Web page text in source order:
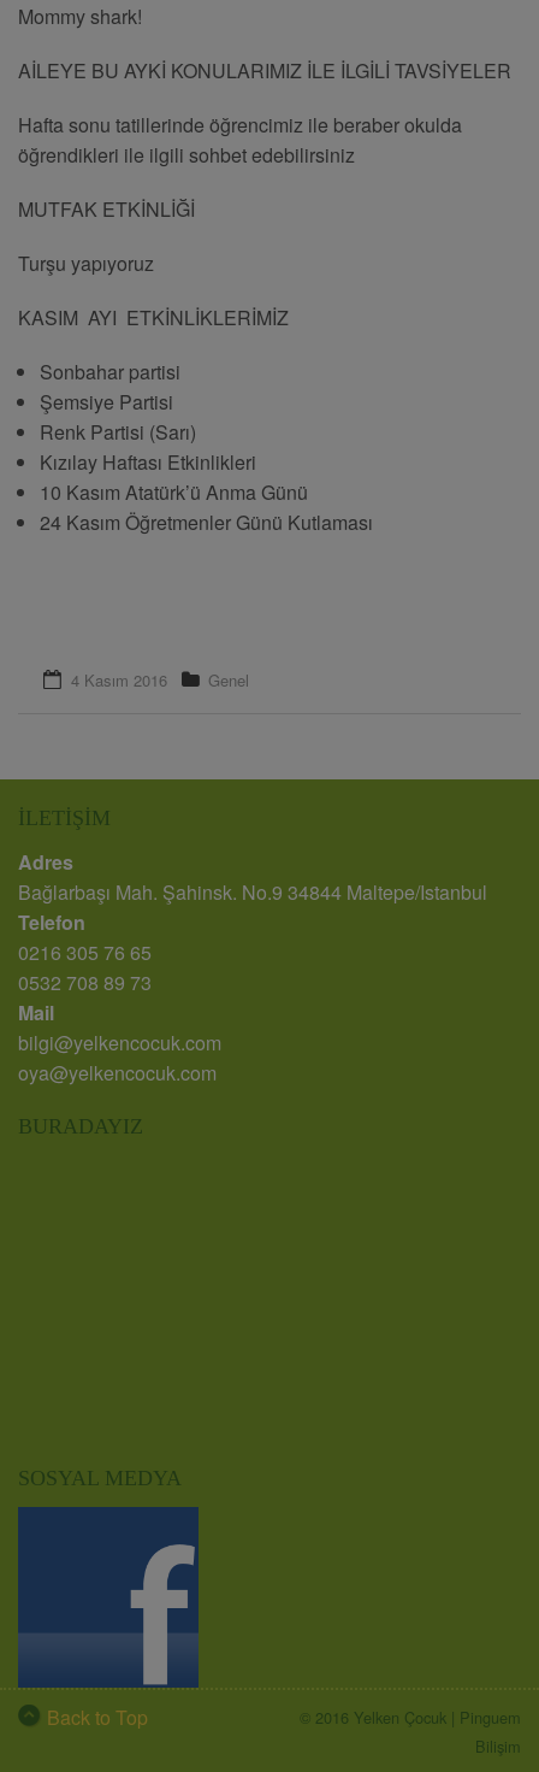
Mommy shark!
AİLEYE BU AYKİ KONULARIMIZ İLE İLGİLİ TAVSİYELER
Hafta sonu tatillerinde öğrencimiz ile beraber okulda
öğrendikleri ile ilgili sohbet edebilirsiniz
MUTFAK ETKİNLİĞİ
Turşu yapıyoruz
KASIM AYI ETKİNLİKLERİMİZ
Sonbahar partisi
Şemsiye Partisi
Renk Partisi (Sarı)
Kızılay Haftası Etkinlikleri
10 Kasım Atatürk’ü Anma Günü
24 Kasım Öğretmenler Günü Kutlaması
4 Kasım 2016 Genel
İLETIŞIM
Adres
Bağlarbaşı Mah. Şahinsk. No.9 34844 Maltepe/Istanbul
Telefon
0216 305 76 65
0532 708 89 73
Mail
bilgi@yelkencocuk.com
oya@yelkencocuk.com
BURADAYIZ
SOSYAL MEDYA
Back to Top © 2016 Yelken Çocuk | Pinguem
Bilişim